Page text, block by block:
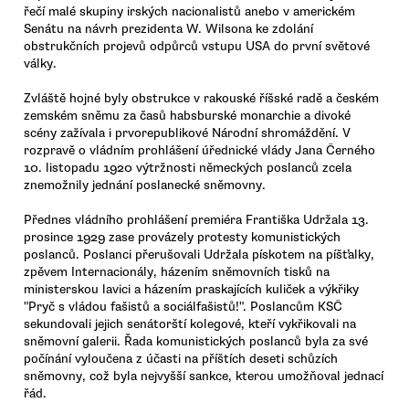
řečí malé skupiny irských nacionalistů anebo v americkém
Senátu na návrh prezidenta W. Wilsona ke zdolání
obstrukčních projevů odpůrců vstupu USA do první světové
války.
Zvláště hojné byly obstrukce v rakouské říšské radě a českém
zemském sněmu za časů habsburské monarchie a divoké
scény zažívala i prvorepublikové Národní shromáždění. V
rozpravě o vládním prohlášení úřednické vlády Jana Černého
10. listopadu 1920 výtržnosti německých poslanců zcela
znemožnily jednání poslanecké sněmovny.
Přednes vládního prohlášení premiéra Františka Udržala 13.
prosince 1929 zase provázely protesty komunistických
poslanců. Poslanci přerušovali Udržala pískotem na píšťalky,
zpěvem Internacionály, házením sněmovních tisků na
ministerskou lavici a házením praskajících kuliček a výkřiky
"Pryč s vládou fašistů a sociálfašistů!". Poslancům KSČ
sekundovali jejich senátorští kolegové, kteří vykřikovali na
sněmovní galerii. Řada komunistických poslanců byla za své
počínání vyloučena z účasti na příštích deseti schůzích
sněmovny, což byla nejvyšší sankce, kterou umožňoval jednací
řád.